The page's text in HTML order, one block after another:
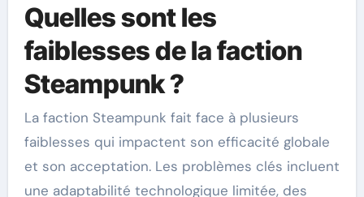
Quelles sont les
faiblesses de la faction
Steampunk ?
La faction Steampunk fait face à plusieurs
faiblesses qui impactent son efficacité globale
et son acceptation. Les problèmes clés incluent
une adaptabilité technologique limitée, des